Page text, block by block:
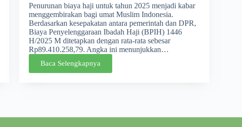
Penurunan biaya haji untuk tahun 2025 menjadi kabar
menggembirakan bagi umat Muslim Indonesia.
Berdasarkan kesepakatan antara pemerintah dan DPR,
Biaya Penyelenggaraan Ibadah Haji (BPIH) 1446
H/2025 M ditetapkan dengan rata-rata sebesar
Rp89.410.258,79. Angka ini menunjukkan…
Baca Selengkapnya